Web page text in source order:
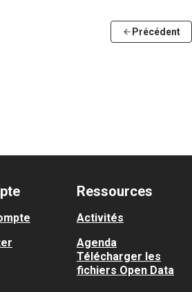
Précédent
Ressources
Activités
Agenda
Télécharger les
fichiers Open Data